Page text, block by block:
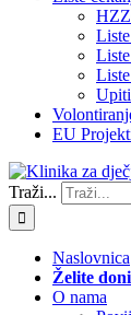
EU
Traži...
Naslovnica
Želite
O nama